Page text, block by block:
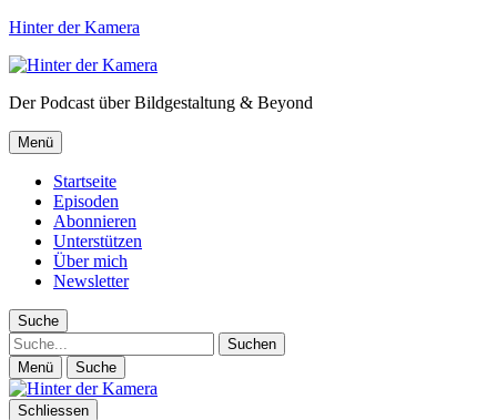
Hinter der Kamera
Der Podcast über Bildgestaltung & Beyond
Menü
Startseite
Episoden
Abonnieren
Unterstützen
Über mich
Newsletter
Suche
Suche
Menü Suche
Schliessen